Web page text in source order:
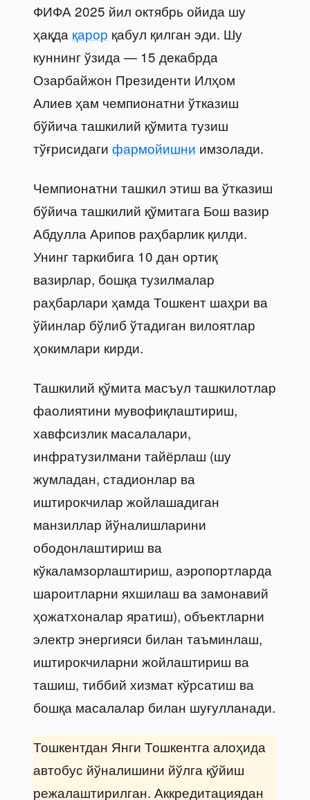
ФИФА 2025 йил октябрь ойида шу
ҳақда қарор қабул қилган эди. Шу
куннинг ўзида — 15 декабрда
Озарбайжон Президенти Илҳом
Алиев ҳам чемпионатни ўтказиш
бўйича ташкилий қўмита тузиш
тўғрисидаги фармойишни имзолади.
Чемпионатни ташкил этиш ва ўтказиш
бўйича ташкилий қўмитага Бош вазир
Абдулла Арипов раҳбарлик қилди.
Унинг таркибига 10 дан ортиқ
вазирлар, бошқа тузилмалар
раҳбарлари ҳамда Тошкент шаҳри ва
ўйинлар бўлиб ўтадиган вилоятлар
ҳокимлари кирди.
Ташкилий қўмита масъул ташкилотлар
фаолиятини мувофиқлаштириш,
хавфсизлик масалалари,
инфратузилмани тайёрлаш (шу
жумладан, стадионлар ва
иштирокчилар жойлашадиган
манзиллар йўналишларини
ободонлаштириш ва
кўкаламзорлаштириш, аэропортларда
шароитларни яхшилаш ва замонавий
ҳожатхоналар яратиш), объектларни
электр энергияси билан таъминлаш,
иштирокчиларни жойлаштириш ва
ташиш, тиббий хизмат кўрсатиш ва
бошқа масалалар билан шуғулланади.
Тошкентдан Янги Тошкентга алоҳида
автобус йўналишини йўлга қўйиш
режалаштирилган. Аккредитациядан